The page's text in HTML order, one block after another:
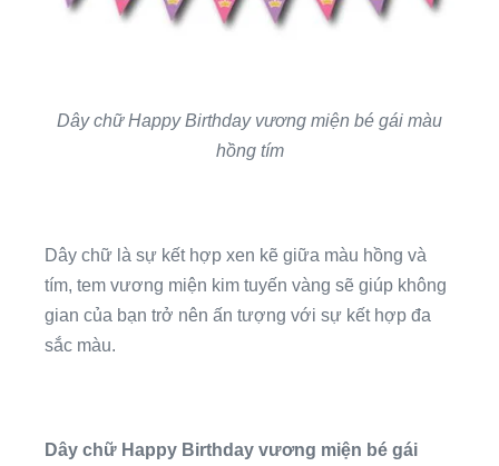
Dây chữ Happy Birthday vương miện bé gái màu
hồng tím
Dây chữ là sự kết hợp xen kẽ giữa màu hồng và
tím, tem vương miện kim tuyến vàng sẽ giúp không
gian của bạn trở nên ấn tượng với sự kết hợp đa
sắc màu.
Dây chữ Happy Birthday vương miện bé gái